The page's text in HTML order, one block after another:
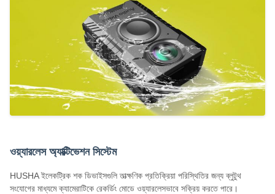
ওয়্যারলেস অ্যাক্টিভেশন সিস্টেম
HUSHA ইলেকট্রিক শক ডিভাইসগুলি তাত্ক্ষণিক প্রতিক্রিয়া পরিস্থিতির জন্য ব্লুটুথ
সংযোগের মাধ্যমে ক্যামেরাটিকে রেকর্ডিং মোডে ওয়্যারলেসভাবে সক্রিয় করতে পারে।